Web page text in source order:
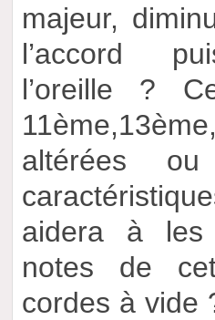
majeur,
l’accord
l’oreille ?
altérées
aidera à les
notes de
cordes à vide